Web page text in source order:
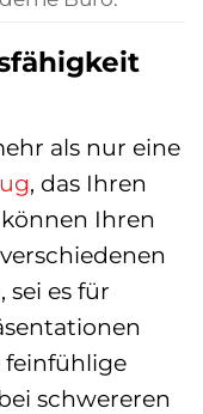
als nur eine
, das Ihren
Ihren
es für
feinfühlige
schwereren